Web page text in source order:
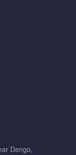
Dengo,